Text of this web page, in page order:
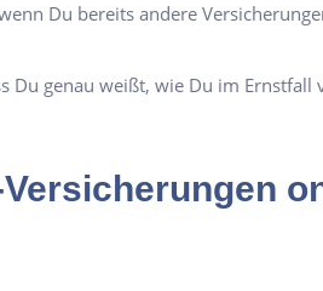
Du bereits andere
Du genau weißt, wie Du im Ernstfall